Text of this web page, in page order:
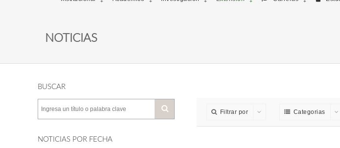
NOTICIAS
BUSCAR
NOTICIAS POR FECHA
Filtrar por Categorias